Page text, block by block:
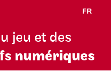
FR
jeu et des
numériques